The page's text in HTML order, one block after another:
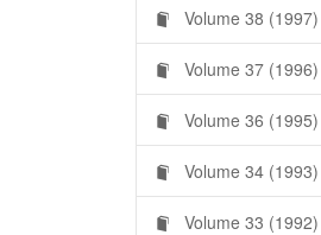
Volume 38 (1997)
Volume 37 (1996)
Volume 36 (1995)
Volume 34 (1993)
Volume 33 (1992)